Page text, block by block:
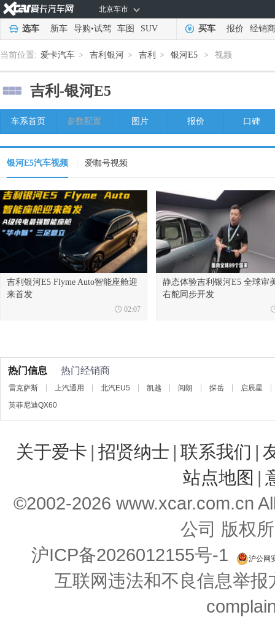
北京车市
选车 新车 导购•试驾 车图 SUV 买车 报价 经销商
当前位置: 爱卡汽车 > 吉利银河 > 吉利 > 银河E5 > 视频
吉利-银河E5
车系首页 参数配置 图片 报价 口碑
银河E5汽车视频 爱咖号视频
吉利银河E5 Flyme Auto智能座舱迎
来首发
02:07
静态体验吉利银河E5 全球审
右舵同步开发
热门信息 热门经销商
雷克萨斯 上汽通用 北汽EU5 凯越 阅朗 探岳
启辰星
英菲尼迪QX60
关于爱卡 | 招贤纳士 | 联系我们 |
站点地图 |
©2002-2026 www.xcar.com.cn
公司 版权
沪ICP备2026012155号-1
沪公网
互联网违法和不良信息举